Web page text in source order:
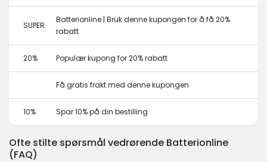
SUPER
Batterionline | Bruk denne kupongen for å få 20%
rabatt
20% Populær kupong for 20% rabatt
Få gratis frakt med denne kupongen
10% Spar 10% på din bestilling
Ofte stilte spørsmål vedrørende Batterionline
(FAQ)